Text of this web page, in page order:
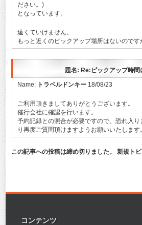
ださい。)
となっています。
遠くていけません。
もっと近くのピックアップ場所はないのです
題名: Re:ピックアップ時間
Name:
トラベルドンキー18/08/23
ご利用頂きましてありがとうございます。
催行会社に確認を行います。
予約記録との照合が必要ですので、恐れ入り
り再度ご質問頂けますようお願いいたします。
この記事への投稿は締め切りました。 新規ト
コンテンツ